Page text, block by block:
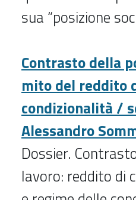
sua “posizione
Contrasto della
mito del reddito
condizionalità /
Alessandro
Dossier.
lavoro: reddito di